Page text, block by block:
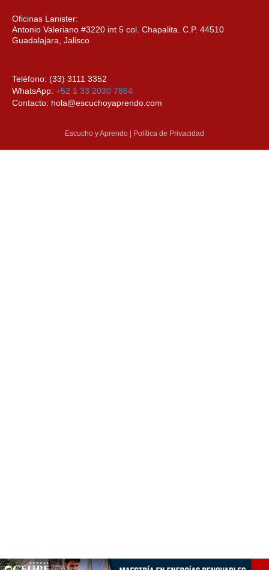
Oficinas Lanister:
Antonio Valeriano #3220 int 5 col. Chapalita. C.P. 44510
Guadalajara, Jalisco
Teléfono: (33) 3111 3352
WhatsApp: +52 1 33 2030 7864
Contacto: hola@escuchoyaprendo.com
Escucho y Aprendo | Política de Privacidad